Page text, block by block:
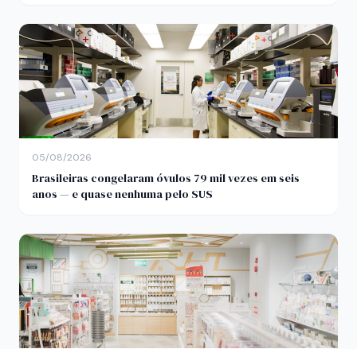
05/08/2026
Brasileiras congelaram óvulos 79 mil vezes em seis
anos — e quase nenhuma pelo SUS